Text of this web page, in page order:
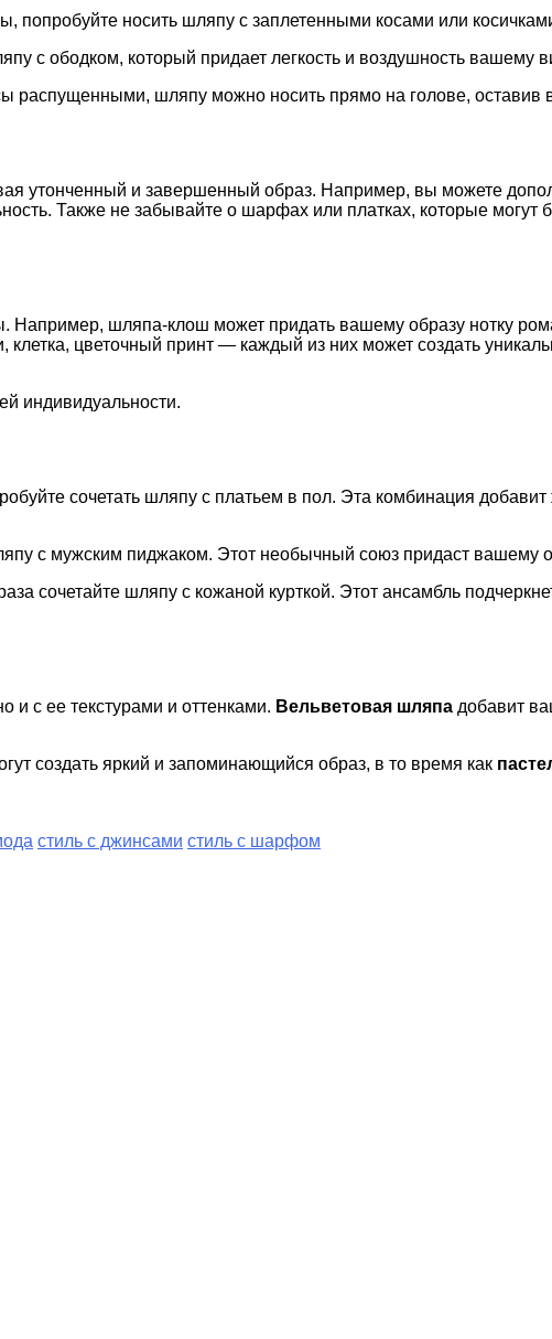
попробуйте носить шляпу с заплетенными косами или
с ободком, который придает легкость и воздушность вашему
распущенными, шляпу можно носить прямо на голове, оставив
утонченный и завершенный образ. Например, вы можете
Также не забывайте о шарфах или платках, которые могут
шляпа-клош может придать вашему образу нотку
цветочный принт — каждый из них может создать
индивидуальности.
сочетать шляпу с платьем в пол. Эта комбинация
с мужским пиджаком. Этот необычный союз придаст вашему
сочетайте шляпу с кожаной курткой. Этот ансамбль
с ее текстурами и оттенками. Вельветовая шляпа добавит
создать яркий и запоминающийся образ, в то время как
стиль с джинсами стиль с шарфом